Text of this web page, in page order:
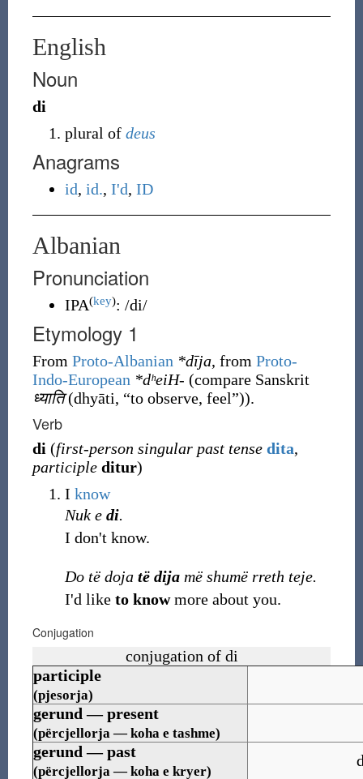
English
Noun
di
plural of deus
Anagrams
id, id., I'd, ID
Albanian
Pronunciation
IPA(key): /di/
Etymology 1
From Proto-Albanian *dīja, from Proto-
Indo-European *dʰeiH- (compare Sanskrit
ध्याति (dhyāti, “to observe, feel”)).
Verb
di (first-person singular past tense dita,
participle ditur)
I know
Nuk e di.
I don't know.
Do të doja të dijamë shumë rreth teje.
I'd like to knowmore about you.
Conjugation
conjugation of di
participle
(pjesorja)
gerund — present
(përcjellorja — koha e tashme)
gerund — past
(përcjellorja — koha e kryer)